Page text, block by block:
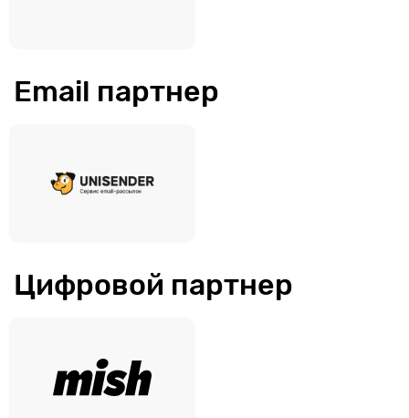
Email партнер
Цифровой партнер